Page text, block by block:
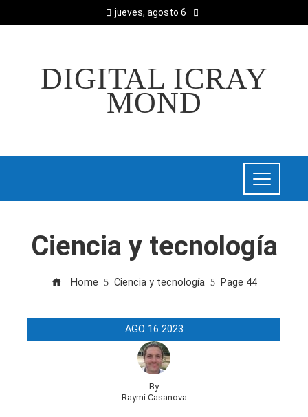
jueves, agosto 6
DIGITAL ICRAY
MOND
Ciencia y tecnología
Home Ciencia y tecnología Page 44
AGO 16 2023
By
Raymi Casanova